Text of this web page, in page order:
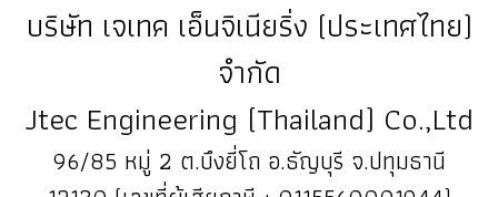
บริษัท เจเทค เอ็นจิเนียริ่ง (ประเทศไทย)
จำกัด
Jtec Engineering (Thailand) Co.,Ltd
96/85 หมู่ 2 ต.บึงยี่โถ อ.ธัญบุรี จ.ปทุมธานี